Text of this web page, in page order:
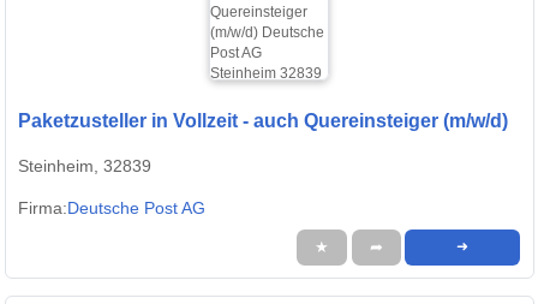
Paketzusteller in Vollzeit - auch Quereinsteiger (m/w/d)
Steinheim, 32839
Firma:Deutsche Post AG
★ ➦ ➜